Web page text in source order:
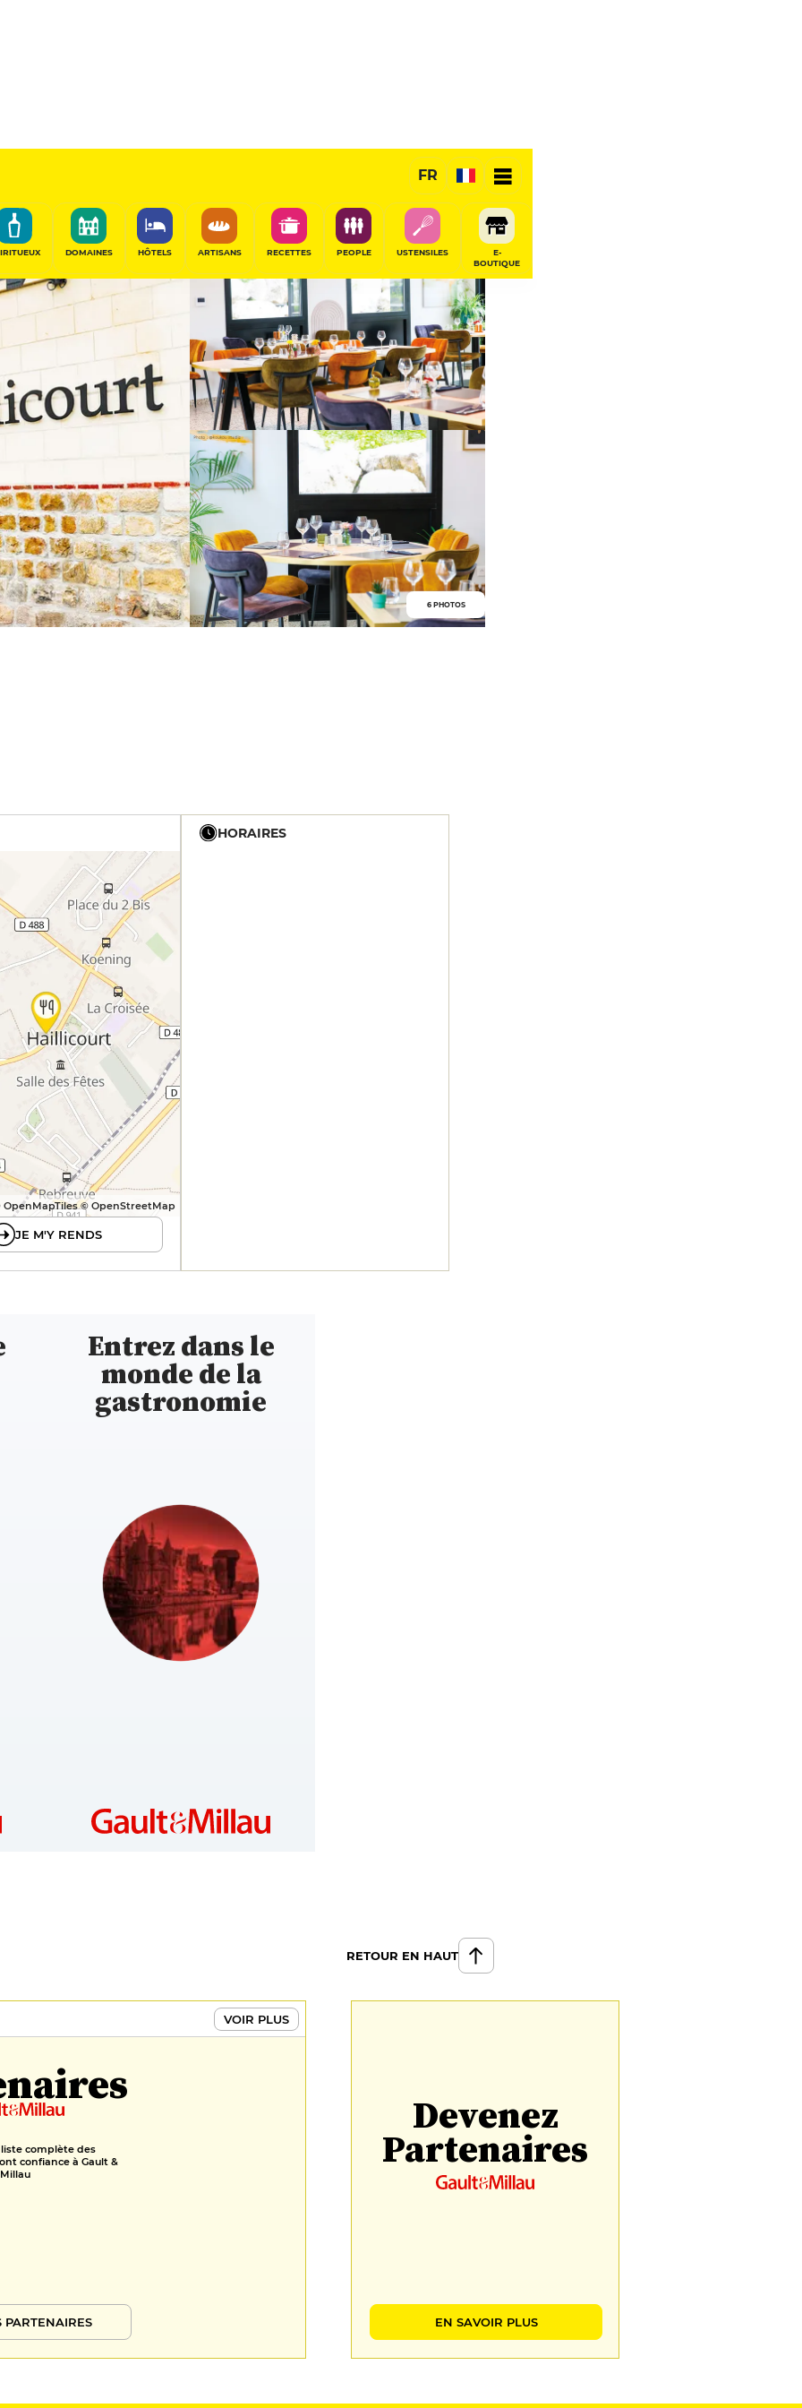
FR
DOMAINES HÔTELS ARTISANS RECETTES PEOPLE USTENSILES
E-
BOUTIQUE
6 PHOTOS
OpenMapTiles © OpenStreetMap
JE M'Y RENDS
HORAIRES
Entrez dans le
monde de la
gastronomie
RETOUR EN HAUT
VOIR PLUS
liste complète des
confiance à Gault &
Millau
PARTENAIRES
Devenez
Partenaires
EN SAVOIR PLUS